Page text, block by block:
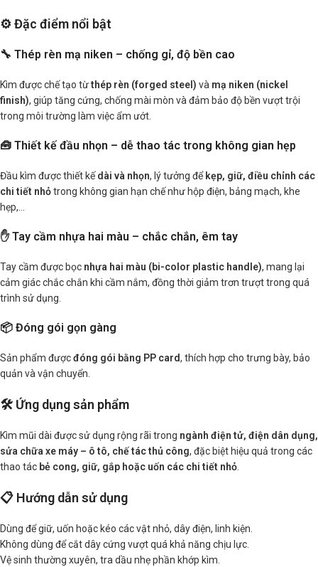
⚙️ Đặc điểm nổi bật
🔧 Thép rèn mạ niken – chống gỉ, độ bền cao
Kìm được chế tạo từthép rèn (forged steel) và mạ niken (nickel
finish), giúp tăng cứng, chống mài mòn và đảm bảo độ bền vượt trội
trong môi trường làm việc ẩm ướt.
🧰 Thiết kế đầu nhọn – dễ thao tác trong không gian hẹp
Đầu kìm được thiết kếdài và nhọn, lý tưởng để kẹp, giữ, điều chỉnh các
chi tiết nhỏtrong không gian hạn chế như hộp điện, bảng mạch, khe
hẹp,…
✋ Tay cầm nhựa hai màu – chắc chắn, êm tay
Tay cầm được bọc nhựa hai màu (bi-color plastic handle), mang lại
cảm giác chắc chắn khi cầm nắm, đồng thời giảm trơn trượt trong quá
trình sử dụng.
📦 Đóng gói gọn gàng
Sản phẩm đượcđóng gói bằng PP card, thích hợp cho trưng bày, bảo
quản và vận chuyển.
🛠️ Ứng dụng sản phẩm
Kìm mũi dài được sử dụng rộng rãi trong ngành điện tử, điện dân dụng,
sửa chữa xe máy – ô tô, chế tác thủ công, đặc biệt hiệu quả trong các
thao tác bẻ cong, giữ, gắp hoặc uốn các chi tiết nhỏ.
📋 Hướng dẫn sử dụng
Dùng để giữ, uốn hoặc kéo các vật nhỏ, dây điện, linh kiện.
Không dùng để cắt dây cứng vượt quá khả năng chịu lực.
Vệ sinh thường xuyên, tra dầu nhẹ phần khớp kìm.